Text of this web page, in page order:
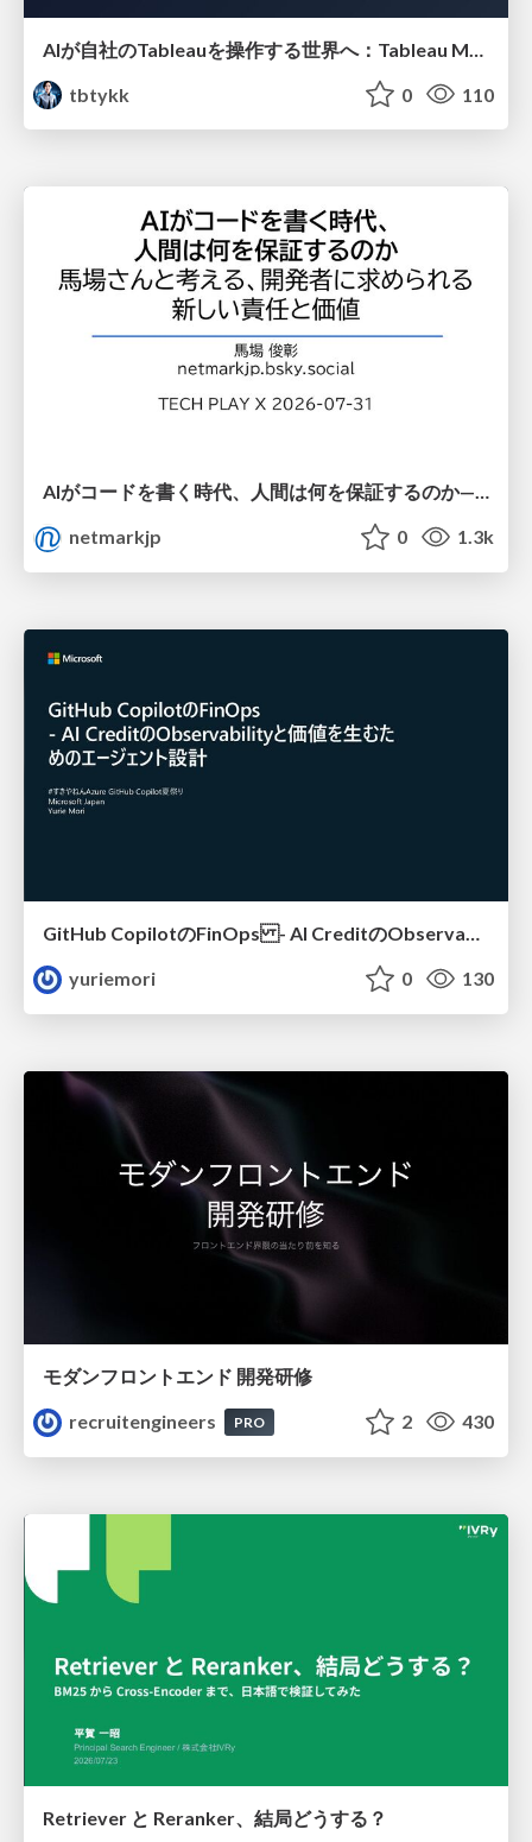
tbtykk
0 110
AIがコードを書く時代、人間は何を保証するのか———馬場さんと考える、開発者に求められる新しい責任と価値 - TECH PLAY
netmarkjp
0 1.3k
GitHub CopilotのFinOps - AI CreditのObservabilityと価値を生むためのエージェント設計
yuriemori
0 130
モダンフロントエンド 開発研修
recruitengineers
PRO 2 430
Retriever と Reranker、結局どうする？